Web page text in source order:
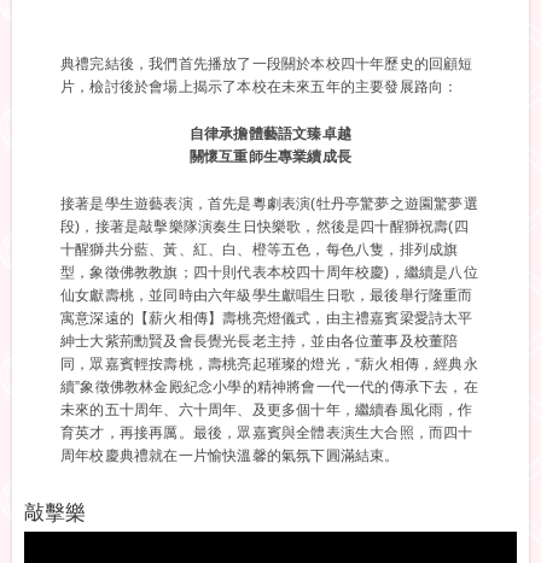
典禮完結後，我們首先播放了一段關於本校四十年歷史的回顧短
片，檢討後於會場上揭示了本校在未來五年的主要發展路向：
自律承擔體藝語文臻卓越
關懷互重師生專業續成長
接著是學生遊藝表演，首先是粵劇表演(牡丹亭驚夢之遊園驚夢選
段)，接著是敲擊樂隊演奏生日快樂歌，然後是四十醒獅祝壽(四
十醒獅共分藍、黃、紅、白、橙等五色，每色八隻，排列成旗
型，象徵佛教教旗；四十則代表本校四十周年校慶)，繼續是八位
仙女獻壽桃，並同時由六年級學生獻唱生日歌，最後舉行隆重而
寓意深遠的【薪火相傳】壽桃亮燈儀式，由主禮嘉賓梁愛詩太平
紳士大紫荊勳賢及會長覺光長老主持，並由各位董事及校董陪
同，眾嘉賓輕按壽桃，壽桃亮起璀璨的燈光，“薪火相傳，經典永
續”象徵佛教林金殿紀念小學的精神將會一代一代的傳承下去，在
未來的五十周年、六十周年、及更多個十年，繼續春風化雨，作
育英才，再接再厲。最後，眾嘉賓與全體表演生大合照，而四十
周年校慶典禮就在一片愉快溫馨的氣氛下圓滿結束。
敲擊樂